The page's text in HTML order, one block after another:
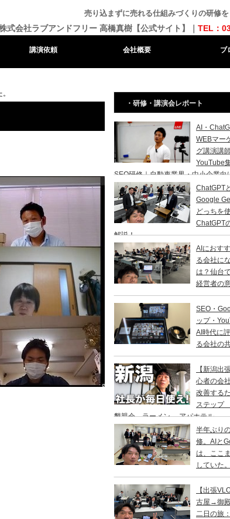
売り込まずに売れる仕組みづくりの研修を
式会社ラブアンドフリー 高橋真樹【公式サイト】｜ TEL：
講演依頼 会社概要 ブ
・研修・講演会レポート
AI・
WEBマー
グ講演講師
YouTube
SEO研修｜自動車業界・中小企業向
ChatGPTと
Google
どっちを
ChatGPT
解説！
AIにおす
る会社に
は？仙台
経営者の
SEO・
ップ・
AI時代に
る会社の
【新潟出
心者の会
改善する
ステッ
懇親会→ラーメン→ アパホテル
半年ぶり
修。AIと
は、ここ
していた。
【出張
古屋→御
二日の旅